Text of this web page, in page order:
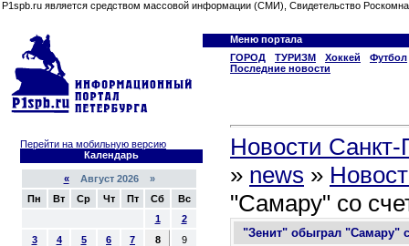
P1spb.ru является средством массовой информации (СМИ), Свидетельство
Меню портала
ГОРОД
ТУРИЗМ Хоккей
Футбол
Последние новости
Перейти на мобильную версию
Календарь
«Август 2026 »
Пн
Вт Ср Чт Пт Сб
Вс
1
2
3
4 5 6 7 8
9
Новости Санкт-
» news »
"Самару" со
"Зенит" обыграл "Самару"